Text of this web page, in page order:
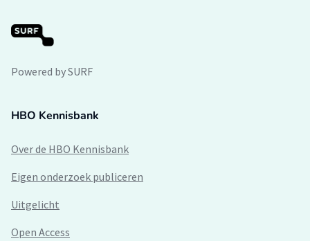
Powered by SURF
HBO Kennisbank
Over de HBO Kennisbank
Eigen onderzoek publiceren
Uitgelicht
Open Access